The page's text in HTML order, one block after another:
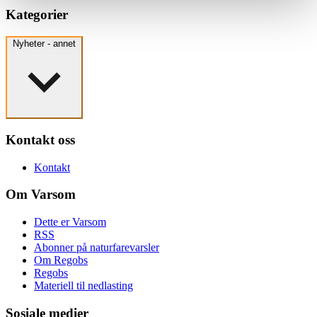
Kategorier
Nyheter - annet
Kontakt oss
Kontakt
Om Varsom
Dette er Varsom
RSS
Abonner på naturfarevarsler
Om Regobs
Regobs
Materiell til nedlasting
Sosiale medier